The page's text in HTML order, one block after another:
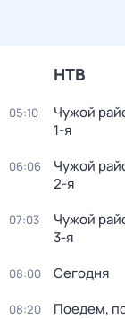
НТВ
05:10 Чужой
1-я
06:06 Чужой
2-я
07:03 Чужой
3-я
08:00 Сегодня
08:20 Поедем,